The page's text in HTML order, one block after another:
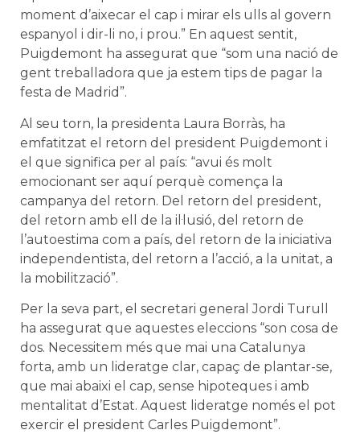
moment d’aixecar el cap i mirar els ulls al govern
espanyol i dir-li no, i prou.” En aquest sentit,
Puigdemont ha assegurat que “som una nació de
gent treballadora que ja estem tips de pagar la
festa de Madrid”.
Al seu torn, la presidenta Laura Borràs, ha
emfatitzat el retorn del president Puigdemont i
el que significa per al país: “avui és molt
emocionant ser aquí perquè comença la
campanya del retorn. Del retorn del president,
del retorn amb ell de la il·lusió, del retorn de
l’autoestima com a país, del retorn de la iniciativa
independentista, del retorn a l’acció, a la unitat, a
la mobilització”.
Per la seva part, el secretari general Jordi Turull
ha assegurat que aquestes eleccions “son cosa de
dos. Necessitem més que mai una Catalunya
forta, amb un lideratge clar, capaç de plantar-se,
que mai abaixi el cap, sense hipoteques i amb
mentalitat d’Estat. Aquest lideratge només el pot
exercir el president Carles Puigdemont”.